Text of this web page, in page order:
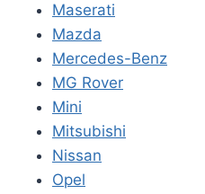
Maserati
Mazda
Mercedes-Benz
MG Rover
Mini
Mitsubishi
Nissan
Opel